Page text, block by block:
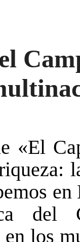
«El
del
los